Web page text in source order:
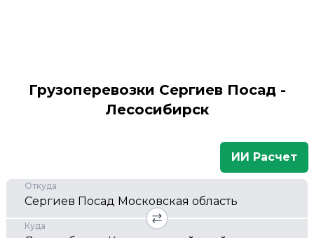
Грузоперевозки Сергиев Посад -
Лесосибирск
ИИ Расчет
Откуда
Куда